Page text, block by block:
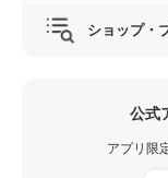
ショップ・
公式
アプリ限